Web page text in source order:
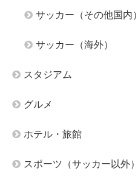
サッカー（その他国内）
サッカー（海外）
スタジアム
グルメ
ホテル・旅館
スポーツ（サッカー以外）